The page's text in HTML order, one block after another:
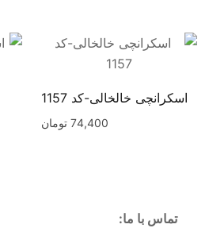
اسکرانچی خالخالی-کد 1157
74,400 تومان
تماس با ما: